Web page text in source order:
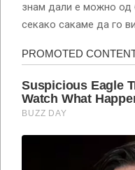
знам дали е можно од
секако сакаме да го